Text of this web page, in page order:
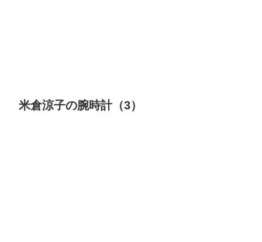
米倉涼子の腕時計（3）